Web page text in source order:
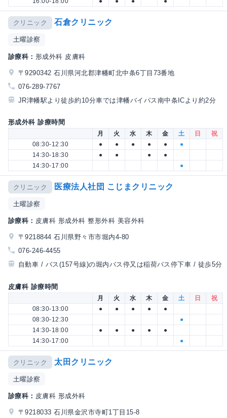
クリニック 石倉クリニック
土曜診察
診療科： 形成外科 皮膚科
〒9290342 石川県河北郡津幡町北中条6丁目73番地
076-289-7767
JR津幡駅より徒歩約10分車では津幡バイパス南中条ICより約2分
形成外科 診療時間
月 火 水 木 金 土 日
祝
08:30-12:30
● ● ● ● ●
●
14:30-18:30
● ● ●
●
14:30-17:00
●
クリニック 医療法人社団 こじまクリニック
土曜診察
診療科： 皮膚科 形成外科 整形外科 美容外科
〒9218844 石川県野々市市堀内4-80
076-246-4455
自動車 / バス(157号線)の堀内バス停又は稲荷バス停下車 / 徒歩5分
皮膚科 診療時間
月 火 水 木 金 土 日
祝
08:30-13:00
● ● ● ●
●
08:30-12:30
●
14:30-18:00
● ● ● ●
●
14:30-17:00
●
クリニック 太田クリニック
土曜診察
診療科： 皮膚科 形成外科
〒9218033 石川県金沢市寺町1丁目15-8